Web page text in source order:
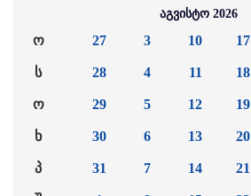
აგვისტო 2026
ო
ს
ო
ხ
პ
27
28
29
30
31
3
4
5
6
7
10
11
12
13
14
17
18
19
20
21